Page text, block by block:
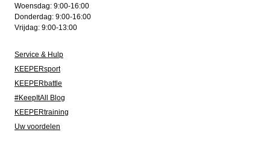
Woensdag: 9:00-16:00
Donderdag: 9:00-16:00
Vrijdag: 9:00-13:00
Service & Hulp
KEEPERsport
KEEPERbattle
#KeepItAll Blog
KEEPERtraining
Uw voordelen